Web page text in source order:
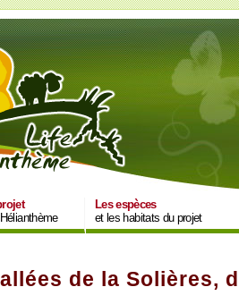
Les espèces
et les habitats du projet
de la Solières,